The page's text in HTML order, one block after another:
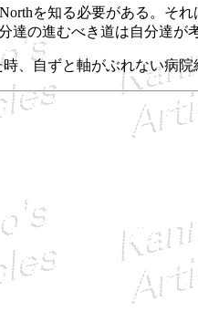
を知る必要がある。そ
の進むべき道は自分達が
、自ずと軸がぶれない病